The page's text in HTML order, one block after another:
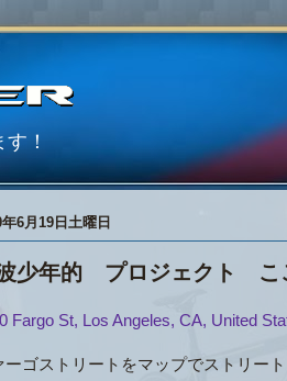
！
6月19日土曜日
少年的 プロジェクト こ
Fargo St, Los Angeles, CA, United
ーゴストリートをマップでストリー